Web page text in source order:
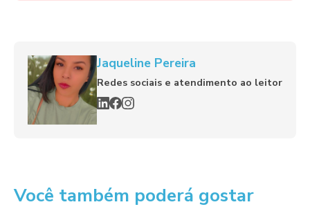
Jaqueline Pereira
Redes sociais e atendimento ao leitor
Você também poderá gostar